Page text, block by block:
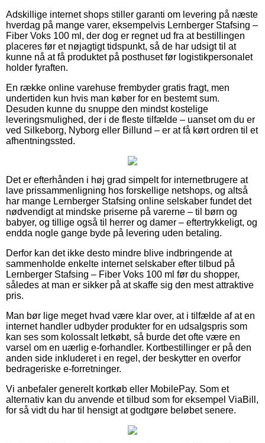
Adskillige internet shops stiller garanti om levering på næste
hverdag på mange varer, eksempelvis Lernberger Stafsing –
Fiber Voks 100 ml, der dog er regnet ud fra at bestillingen
placeres før et nøjagtigt tidspunkt, så de har udsigt til at
kunne nå at få produktet på posthuset før logistikpersonalet
holder fyraften.
En række online varehuse frembyder gratis fragt, men
undertiden kun hvis man køber for en bestemt sum.
Desuden kunne du snuppe den mindst kostelige
leveringsmulighed, der i de fleste tilfælde – uanset om du er
ved Silkeborg, Nyborg eller Billund – er at få kørt ordren til et
afhentningssted.
Det er efterhånden i høj grad simpelt for internetbrugere at
lave prissammenligning hos forskellige netshops, og altså
har mange Lernberger Stafsing online selskaber fundet det
nødvendigt at mindske priserne på varerne – til børn og
babyer, og tillige også til herrer og damer – eftertrykkeligt, og
endda nogle gange byde på levering uden betaling.
Derfor kan det ikke desto mindre blive indbringende at
sammenholde enkelte internet selskaber efter tilbud på
Lernberger Stafsing – Fiber Voks 100 ml før du shopper,
således at man er sikker på at skaffe sig den mest attraktive
pris.
Man bør lige meget hvad være klar over, at i tilfælde af at en
internet handler udbyder produkter for en udsalgspris som
kan ses som kolossalt letkøbt, så burde det ofte være en
varsel om en uærlig e-forhandler. Kortbestillinger er på den
anden side inkluderet i en regel, der beskytter en overfor
bedrageriske e-forretninger.
Vi anbefaler generelt kortkøb eller MobilePay. Som et
alternativ kan du anvende et tilbud som for eksempel ViaBill,
for så vidt du har til hensigt at godtgøre beløbet senere.